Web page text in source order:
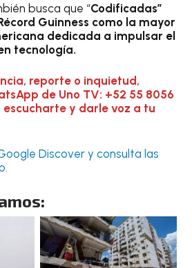
busca que “Codificadas”
Guinness como la mayor
dedicada a impulsar el
tecnología.
reporte o inquietud,
de Uno TV: +52 55 8056
escucharte y darle voz a tu
Discover y consulta las